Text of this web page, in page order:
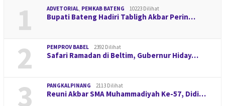
1 ADVETORIAL, PEMKAB BATENG 10223 Dilihat
Bupati Bateng Hadiri Tabligh Akbar Perin…
2 PEMPROV BABEL 2392 Dilihat
Safari Ramadan di Beltim, Gubernur Hiday…
3 PANGKALPINANG 2113 Dilihat
Reuni Akbar SMA Muhammadiyah Ke-57, Didi…